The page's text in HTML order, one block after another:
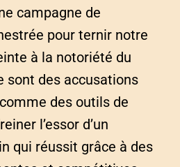
campagne de
pour ternir notre
à la notoriété du
sont des accusations
des outils de
l’essor d’un
qui réussit grâce à des